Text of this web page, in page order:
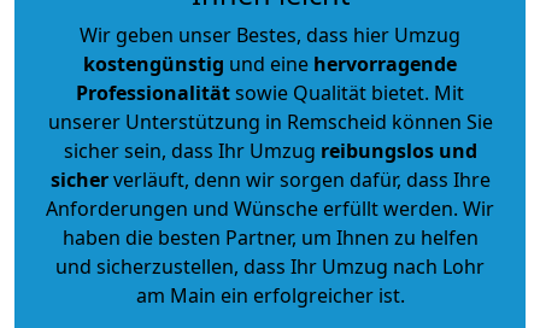
Wir geben unser Bestes, dass hier Umzug
kostengünstig und eine hervorragende
Professionalitätsowie Qualität bietet. Mit
unserer Unterstützung in Remscheid können Sie
sicher sein, dass Ihr Umzug reibungslos und
sicherverläuft, denn wir sorgen dafür, dass Ihre
Anforderungen und Wünsche erfüllt werden. Wir
haben die besten Partner, um Ihnen zu helfen
und sicherzustellen, dass Ihr Umzug nach Lohr
am Main ein erfolgreicher ist.